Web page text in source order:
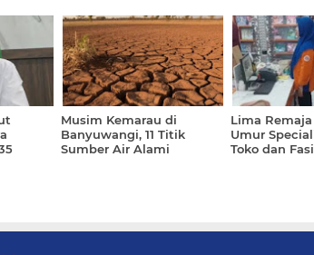
Musim Kemarau di
Banyuwangi, 11 Titik
Sumber Air Alami
Lima
Umur
Toko dan